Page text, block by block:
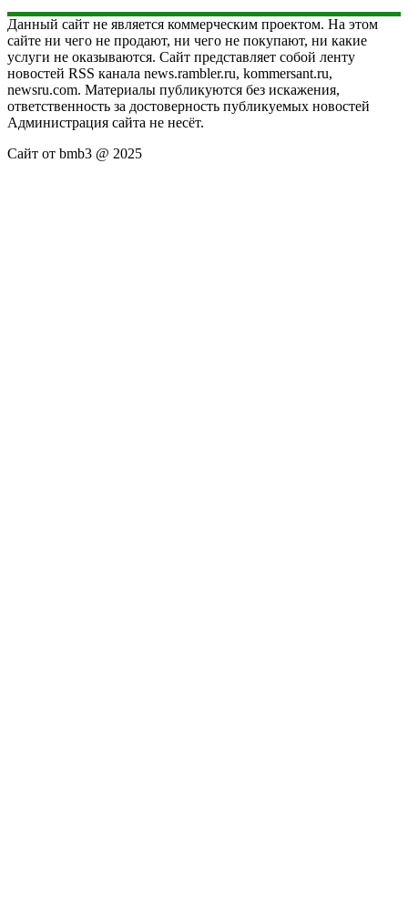
Данный сайт не является коммерческим проектом. На этом
сайте ни чего не продают, ни чего не покупают, ни какие
услуги не оказываются. Сайт представляет собой ленту
новостей RSS канала news.rambler.ru, kommersant.ru,
newsru.com. Материалы публикуются без искажения,
ответственность за достоверность публикуемых новостей
Администрация сайта не несёт.
Сайт от bmb3 @ 2025